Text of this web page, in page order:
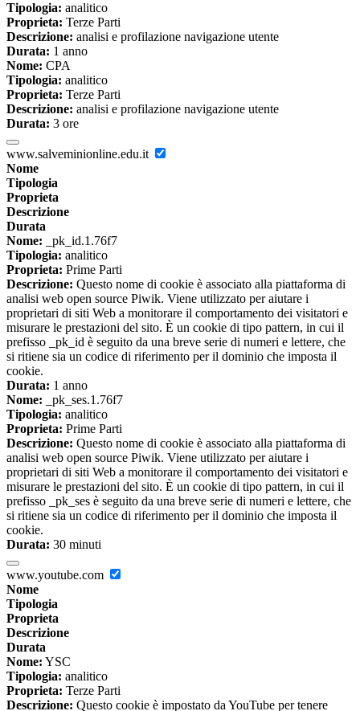
Tipologia: analitico
Proprieta: Terze Parti
Descrizione: analisi e profilazione navigazione utente
Durata: 1 anno
Nome: CPA
Tipologia: analitico
Proprieta: Terze Parti
Descrizione: analisi e profilazione navigazione utente
Durata: 3 ore
www.salveminionline.edu.it
Nome
Tipologia
Proprieta
Descrizione
Durata
Nome: _pk_id.1.76f7
Tipologia: analitico
Proprieta: Prime Parti
Descrizione: Questo nome di cookie è associato alla piattaforma di
analisi web open source Piwik. Viene utilizzato per aiutare i
proprietari di siti Web a monitorare il comportamento dei visitatori e
misurare le prestazioni del sito. È un cookie di tipo pattern, in cui il
prefisso _pk_id è seguito da una breve serie di numeri e lettere, che
si ritiene sia un codice di riferimento per il dominio che imposta il
cookie.
Durata: 1 anno
Nome: _pk_ses.1.76f7
Tipologia: analitico
Proprieta: Prime Parti
Descrizione: Questo nome di cookie è associato alla piattaforma di
analisi web open source Piwik. Viene utilizzato per aiutare i
proprietari di siti Web a monitorare il comportamento dei visitatori e
misurare le prestazioni del sito. È un cookie di tipo pattern, in cui il
prefisso _pk_ses è seguito da una breve serie di numeri e lettere, che
si ritiene sia un codice di riferimento per il dominio che imposta il
cookie.
Durata: 30 minuti
www.youtube.com
Nome
Tipologia
Proprieta
Descrizione
Durata
Nome: YSC
Tipologia: analitico
Proprieta: Terze Parti
Descrizione: Questo cookie è impostato da YouTube per tenere